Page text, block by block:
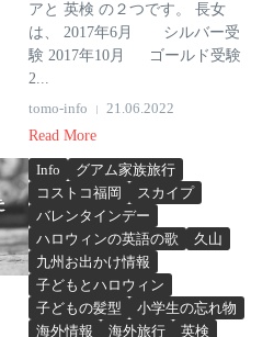
アと 英検 の２つです。 長女
は、 2017年6月 シルバー受
験 2017年10月 ゴールド受験
2...
tomo-info
21.06.2022
Read More
Info
グアム家族旅行
コストコ福岡
スカイプ
バレンタインデー
ハロウィンの英語の歌
久山
九州お出かけ情報
子どもとハロウィン
子どもの髪型
小学生の忘れ物
海外情報
海外旅行 英検